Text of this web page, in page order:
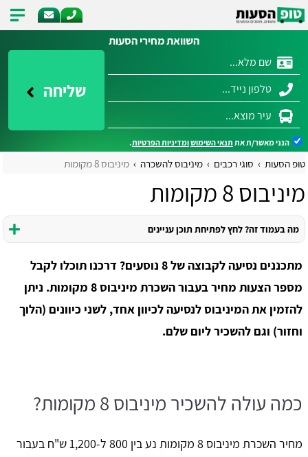
השוואת מחירי הסעות
שליחה
הנני מאשר/ת את תנאי השימושומדיניות הפרטיות.
טופ הסעות סוגי רכבים מיניבוס להשכרה מיניבוס 8 מקומות
מיניבוס 8 מקומות
מה בעמוד זה? לחץ לפתיחת תוכן עניינים
מתכננים נסיעה לקבוצה של 8 נוסעים? דרכנו תוכלו לקבל
מספר הצעות מחיר בעבור השכרת מיניבוס 8 מקומות. ניתן
להזמין את המיניבוס לנסיעה לכיוון אחד, לשני כיוונים (הלוך
וחזור) וגם להשכיר ליום שלם.
כמה עולה להשכיר מיניבוס 8 מקומות?
מחיר השכרת מיניבוס 8 מקומות נע בין 800 ל-1,200 ש"ח בעבור